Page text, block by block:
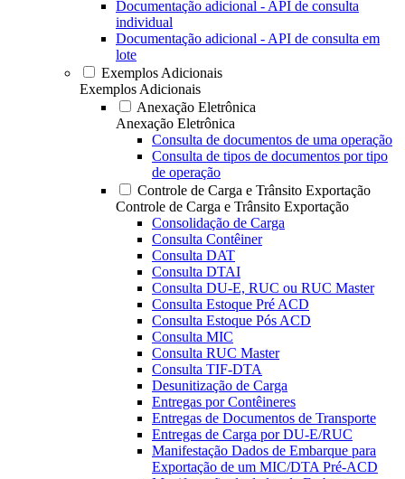
Documentação adicional - API de consulta
individual
Documentação adicional - API de consulta em
lote
Exemplos Adicionais
Exemplos Adicionais
Anexação Eletrônica
Anexação Eletrônica
Consulta de documentos de uma operação
Consulta de tipos de documentos por tipo
de operação
Controle de Carga e Trânsito Exportação
Controle de Carga e Trânsito Exportação
Consolidação de Carga
Consulta Contêiner
Consulta DAT
Consulta DTAI
Consulta DU-E, RUC ou RUC Master
Consulta Estoque Pré ACD
Consulta Estoque Pós ACD
Consulta MIC
Consulta RUC Master
Consulta TIF-DTA
Desunitização de Carga
Entregas por Contêineres
Entregas de Documentos de Transporte
Entregas de Carga por DU-E/RUC
Manifestação Dados de Embarque para
Exportação de um MIC/DTA Pré-ACD